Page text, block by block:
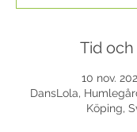
Tid
10 nov.
DansLola,
Köping,